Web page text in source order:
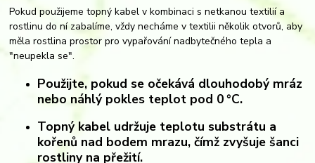
Pokud použijeme topný kabel v kombinaci s netkanou textilií a
rostlinu do ní zabalíme, vždy necháme v textilii několik otvorů, aby
měla rostlina prostor pro vypařování nadbytečného tepla a
"neupekla se".
Použijte, pokud se očekává dlouhodobý mráz
nebo náhlý pokles teplot pod 0 °C.
Topný kabel udržuje teplotu substrátu a
kořenů nad bodem mrazu, čímž zvyšuje šanci
rostliny na přežití.